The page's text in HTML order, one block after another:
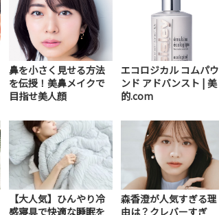
鼻を小さく見せる方法
を伝授！美鼻メイクで
目指せ美人顔
エコロジカル コムパウ
ンド アドバンスト | 美
的.com
【大人気】ひんやり冷
感寝具で快適な睡眠を
森香澄が人気すぎる理
由は？クレバーすぎ